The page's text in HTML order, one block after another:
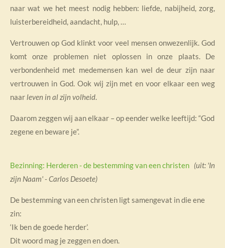
naar wat we het meest nodig hebben: liefde, nabijheid, zorg,
luisterbereidheid, aandacht, hulp, …
Vertrouwen op God klinkt voor veel mensen onwezenlijk. God
komt onze problemen niet oplossen in onze plaats. De
verbondenheid met medemensen kan wel de deur zijn naar
vertrouwen in God. Ook wij zijn met en voor elkaar een weg
naar leven in al zijn volheid.
Daarom zeggen wij aan elkaar – op eender welke leeftijd: “God
zegene en beware je”.
Bezinning: Herderen - de bestemming van een christen (uit: 'In
zijn Naam' - Carlos Desoete)
De bestemming van een christen ligt samengevat in die ene
zin:
‘Ik ben de goede herder’.
Dit woord mag je zeggen en doen.